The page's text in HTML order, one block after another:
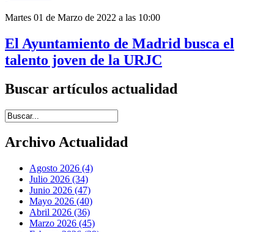
Martes 01 de Marzo de 2022 a las 10:00
El Ayuntamiento de Madrid busca el
talento joven de la URJC
Buscar artículos actualidad
Introduce términos de búsqueda
Archivo Actualidad
Agosto 2026 (4)
Julio 2026 (34)
Junio 2026 (47)
Mayo 2026 (40)
Abril 2026 (36)
Marzo 2026 (45)